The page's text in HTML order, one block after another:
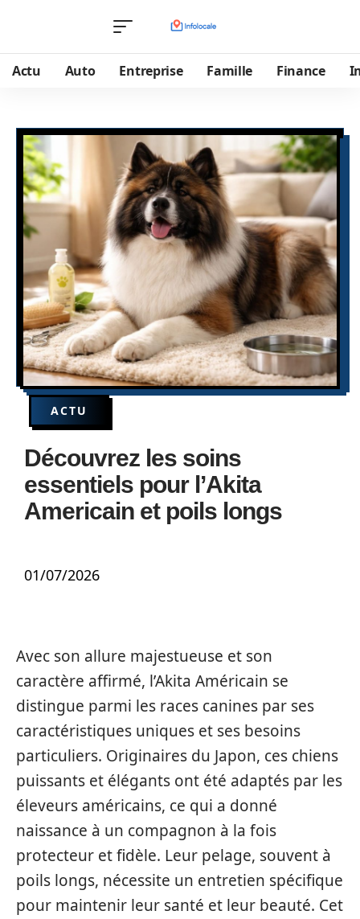
Actu Auto Entreprise Famille Finance
ACTU
Découvrez les soins
essentiels pour l’Akita
Americain et poils longs
01/07/2026
Avec son allure majestueuse et son
caractère affirmé, l’Akita Américain se
distingue parmi les races canines par ses
caractéristiques uniques et ses besoins
particuliers. Originaires du Japon, ces chiens
puissants et élégants ont été adaptés par les
éleveurs américains, ce qui a donné
naissance à un compagnon à la fois
protecteur et fidèle. Leur pelage, souvent à
poils longs, nécessite un entretien spécifique
pour maintenir leur santé et leur beauté. Cet